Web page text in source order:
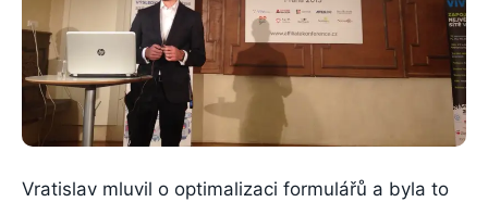
Vratislav mluvil o optimalizaci formulářů a byla to